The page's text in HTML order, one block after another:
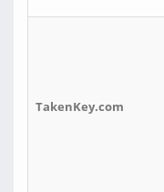
TakenKey.com